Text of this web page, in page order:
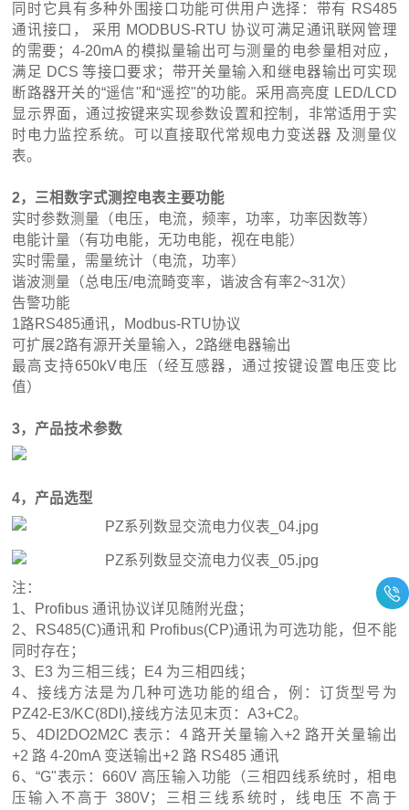
同时它具有多种外围接口功能可供用户选择：带有 RS485
通讯接口， 采用 MODBUS-RTU 协议可满足通讯联网管理
的需要；4-20mA 的模拟量输出可与测量的电参量相对应，
满足 DCS 等接口要求；带开关量输入和继电器输出可实现
断路器开关的“遥信"和“遥控"的功能。采用高亮度 LED/LCD
显示界面，通过按键来实现参数设置和控制，非常适用于实
时电力监控系统。可以直接取代常规电力变送器 及测量仪
表。
2， 三相数字式测控电表主要功能
实时参数测量（电压，电流，频率，功率，功率因数等）
电能计量（有功电能，无功电能，视在电能）
实时需量，需量统计（电流，功率）
谐波测量（总电压/电流畸变率，谐波含有率2~31次）
告警功能
1路RS485通讯，Modbus-RTU协议
可扩展2路有源开关量输入，2路继电器输出
最高支持650kV电压（经互感器，通过按键设置电压变比
值）
3，产品技术参数
4，产品选型
注：
1、Profibus 通讯协议详见随附光盘；
2、RS485(C)通讯和 Profibus(CP)通讯为可选功能，但不能
同时存在；
3、E3 为三相三线；E4 为三相四线；
4、接线方法是为几种可选功能的组合，例：订货型号为
PZ42-E3/KC(8DI),接线方法见末页：A3+C2。
5、4DI2DO2M2C 表示：4 路开关量输入+2 路开关量输出
+2 路 4-20mA 变送输出+2 路 RS485 通讯
6、“G"表示：660V 高压输入功能（三相四线系统时，相电
压输入不高于 380V；三相三线系统时，线电压 不高于